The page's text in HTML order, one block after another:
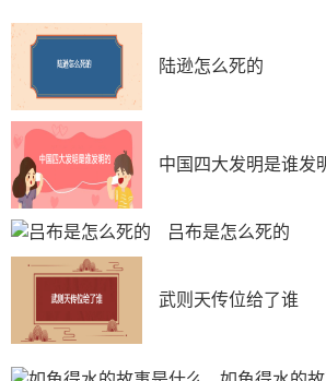
陆逊怎么死的
中国四大发明是谁发
吕布是怎么死的
武则天传位给了谁